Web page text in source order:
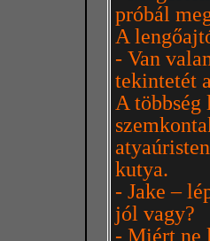
próbál
A
- Van
tekintetét
A
kutya.
- Jake –
jól vagy?
- Miért ne